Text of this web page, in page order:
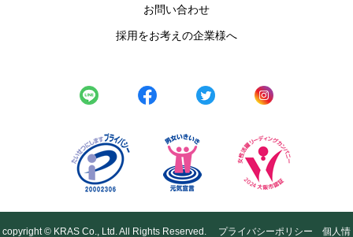
お問い合わせ
採用をお考えの企業様へ
copyright © KRAS Co., Ltd. All Rights Reserved. プライバシーポリシー 個人情